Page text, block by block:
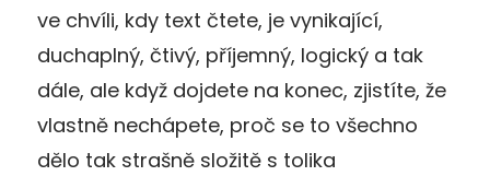
ve chvíli, kdy text čtete, je vynikající,
duchaplný, čtivý, příjemný, logický a tak
dále, ale když dojdete na konec, zjistíte, že
vlastně nechápete, proč se to všechno
dělo tak strašně složitě s tolika